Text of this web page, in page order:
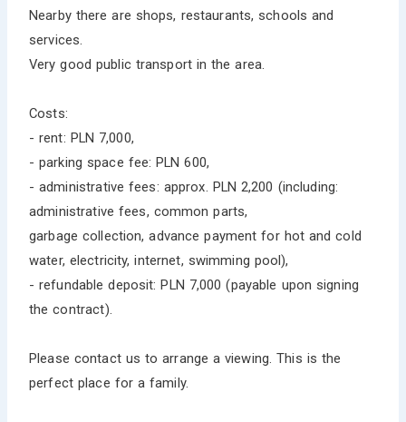
Nearby there are shops, restaurants, schools and
services.
Very good public transport in the area.
Costs:
- rent: PLN 7,000,
- parking space fee: PLN 600,
- administrative fees: approx. PLN 2,200 (including:
administrative fees, common parts,
garbage collection, advance payment for hot and cold
water, electricity, internet, swimming pool),
- refundable deposit: PLN 7,000 (payable upon signing
the contract).
Please contact us to arrange a viewing. This is the
perfect place for a family.